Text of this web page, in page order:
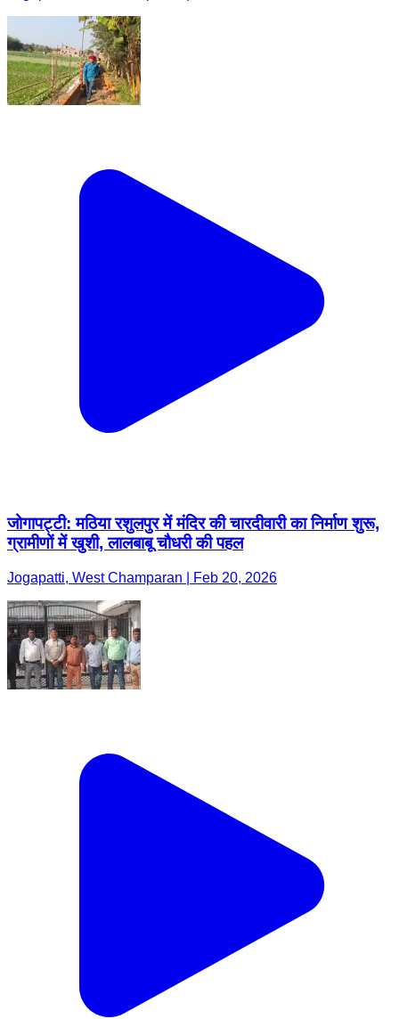
जोगापट्टी: मठिया रशुलपुर में मंदिर की चारदीवारी का निर्माण शुरू,
ग्रामीणों में खुशी, लालबाबू चौधरी की पहल
Jogapatti, West Champaran | Feb 20, 2026